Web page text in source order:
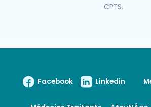
CPTS.
Facebook Linkedin